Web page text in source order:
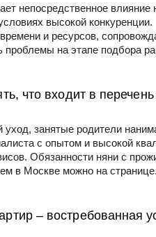
непосредственное влияние
высокой конкуренции.
и ресурсов,
на этапе подбора
что входит в перечень
уход, занятые родители
с опытом и высокой
Обязанности няни с
в Москве можно на
– востребованная